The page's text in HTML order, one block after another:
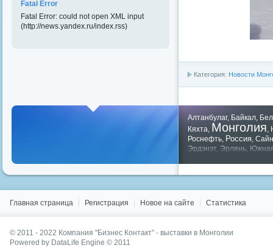
Категория: Новости
Fatal Error
Fatal Error: could not open XML input
(http://news.yandex.ru/index.rss)
Алтанбулаг, Байкал,
Кяхта, Монголия,
Роснефть, Россия,
Эрдэнэт, Эрлянь,
Главная страница Регистрация Новое на сайте Статистика
© 2011 - 2022 Компания "Бизнес Контакт" - выставки в Монголии
Powered by DataLife Engine © 2011